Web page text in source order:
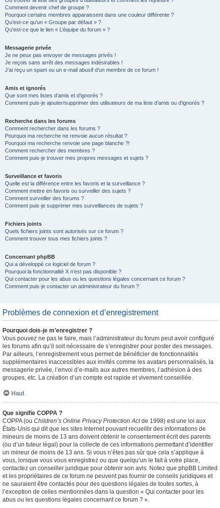
Comment devenir chef de groupe ?
Pourquoi certains membres apparaissent dans une couleur différente ?
Qu’est-ce qu’un « Groupe par défaut » ?
Qu’est-ce que le lien « L’équipe du forum » ?
Messagerie privée
Je ne peux pas envoyer de messages privés !
Je reçois sans arrêt des messages indésirables !
J’ai reçu un spam ou un e-mail abusif d’un membre de ce forum !
Amis et ignorés
Que sont mes listes d’amis et d’ignorés ?
Comment puis-je ajouter/supprimer des utilisateurs de ma liste d’amis ou d’ignorés ?
Recherche dans les forums
Comment rechercher dans les forums ?
Pourquoi ma recherche ne renvoie aucun résultat ?
Pourquoi ma recherche renvoie une page blanche ?!
Comment rechercher des membres ?
Comment puis-je trouver mes propres messages et sujets ?
Surveillance et favoris
Quelle est la différence entre les favoris et la surveillance ?
Comment mettre en favoris ou surveiller des sujets ?
Comment surveiller des forums ?
Comment puis-je supprimer mes surveillances de sujets ?
Fichiers joints
Quels fichiers joints sont autorisés sur ce forum ?
Comment trouver tous mes fichiers joints ?
Concernant phpBB
Qui a développé ce logiciel de forum ?
Pourquoi la fonctionnalité X n’est pas disponible ?
Qui contacter pour les abus ou les questions légales concernant ce forum ?
Comment puis-je contacter un administrateur du forum ?
Problèmes de connexion et d’enregistrement
Pourquoi dois-je m’enregistrer ?
Vous pouvez ne pas le faire, mais l’administrateur du forum peut avoir configuré
les forums afin qu’il soit nécessaire de s’enregistrer pour poster des messages.
Par ailleurs, l’enregistrement vous permet de bénéficier de fonctionnalités
supplémentaires inaccessibles aux invités comme les avatars personnalisés, la
messagerie privée, l’envoi d’e-mails aux autres membres, l’adhésion à des
groupes, etc. La création d’un compte est rapide et vivement conseillée.
Haut
Que signifie COPPA ?
COPPA (ou Children’s Online Privacy Protection Actde 1998) est une loi aux
États-Unis qui dit que les sites Internet pouvant recueillir des informations de
mineurs de moins de 13 ans doivent obtenir le consentement écrit des parents
(ou d’un tuteur légal) pour la collecte de ces informations permettant d’identifier
un mineur de moins de 13 ans. Si vous n’êtes pas sûr que cela s’applique à
vous, lorsque vous vous enregistrez ou que quelqu’un le fait à votre place,
contactez un conseiller juridique pour obtenir son avis. Notez que phpBB Limited
et les propriétaires de ce forum ne peuvent pas fournir de conseils juridiques et
ne sauraient être contactés pour des questions légales de toutes sortes, à
l’exception de celles mentionnées dans la question « Qui contacter pour les
abus ou les questions légales concernant ce forum ? ».